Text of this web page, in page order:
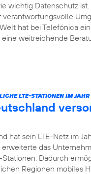
wichtig Datenschutz
verantwortungsvolle
hat bei Telefónica
weitreichende
LTE-STATIONEN IM
hat sein LTE-Netz im
das
Stationen. Dadurch
Regionen mobiles